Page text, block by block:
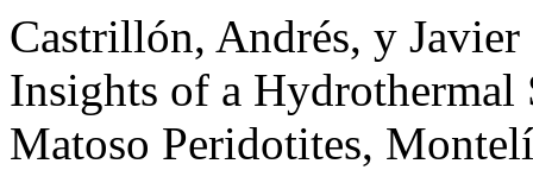
Castrillón, Andrés, y
Insights of a Hydrothermal
Matoso Peridotites,